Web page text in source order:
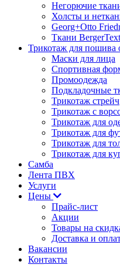
Негорючие
Холсты и
Georg+Otto
Ткани
Трикотаж для пошива
Маски для лица
Спортивная
Промоодежда
Подкладочные
Трикотаж стрейч
Трикотаж с
Трикотаж для
Трикотаж для
Трикотаж для
Трикотаж для
Самба
Лента ПВХ
Услуги
Цены
Прайс-лист
Акции
Товары на
Доставка и
Вакансии
Контакты